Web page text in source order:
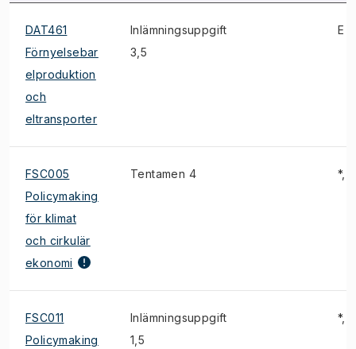
DAT461
Förnyelsebar
elproduktion
och
eltransporter
Inlämningsuppgift
3,5
E
FSC005
Policymaking
för klimat
och cirkulär
ekonomi
Tentamen 4 *, E
FSC011
Policymaking
Inlämningsuppgift
1,5
*, E